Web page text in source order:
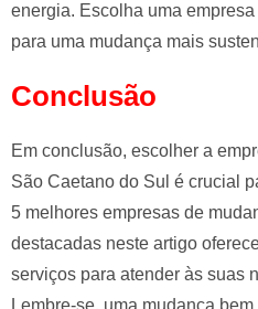
energia. Escolha uma
para uma mudança mais
Conclusão
Em conclusão, escolher a
São Caetano do Sul é crucial
5 melhores empresas de
destacadas neste artigo
serviços para atender às suas